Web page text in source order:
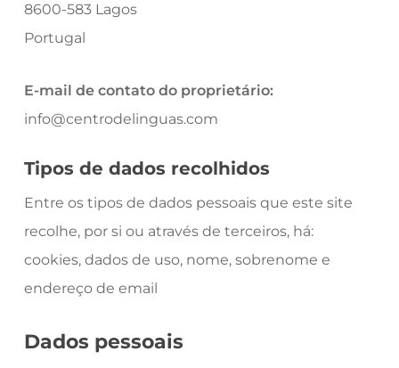
8600-583 Lagos
Portugal
E-mail de contato do proprietário:
info@centrodelinguas.com
Tipos de dados recolhidos
Entre os tipos de dados pessoais que este site
recolhe, por si ou através de terceiros, há:
cookies, dados de uso, nome, sobrenome e
endereço de email
Dados pessoais